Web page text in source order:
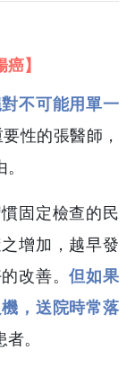
】
不可能用單一
性的張醫師，
。
固定檢查的民
增加，越早發
改善。但如果
，送院時常落
。